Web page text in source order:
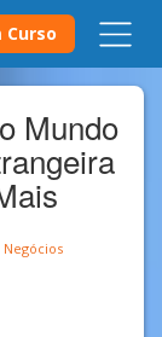
Curso
Mundo
Negócios